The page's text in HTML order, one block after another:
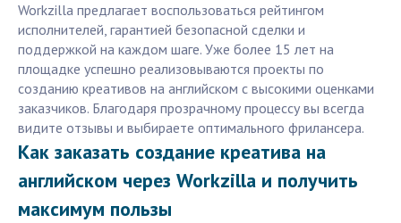
Workzilla предлагает воспользоваться рейтингом
исполнителей, гарантией безопасной сделки и
поддержкой на каждом шаге. Уже более 15 лет на
площадке успешно реализовываются проекты по
созданию креативов на английском с высокими оценками
заказчиков. Благодаря прозрачному процессу вы всегда
видите отзывы и выбираете оптимального фрилансера.
Как заказать создание креатива на
английском через Workzilla и получить
максимум пользы